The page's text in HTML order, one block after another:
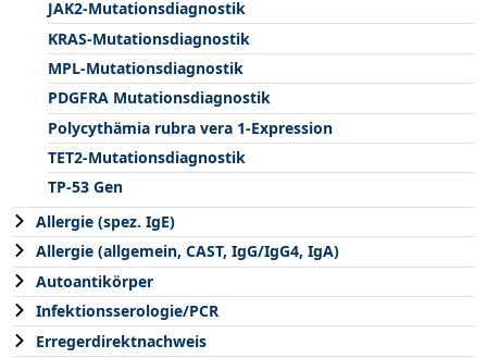
JAK2-Mutationsdiagnostik
KRAS-Mutationsdiagnostik
MPL-Mutationsdiagnostik
PDGFRA Mutationsdiagnostik
Polycythämia rubra vera 1-Expression
TET2-Mutationsdiagnostik
TP-53 Gen
Allergie (spez. IgE)
Allergie (allgemein, CAST, IgG/IgG4, IgA)
Autoantikörper
Infektionsserologie/PCR
Erregerdirektnachweis